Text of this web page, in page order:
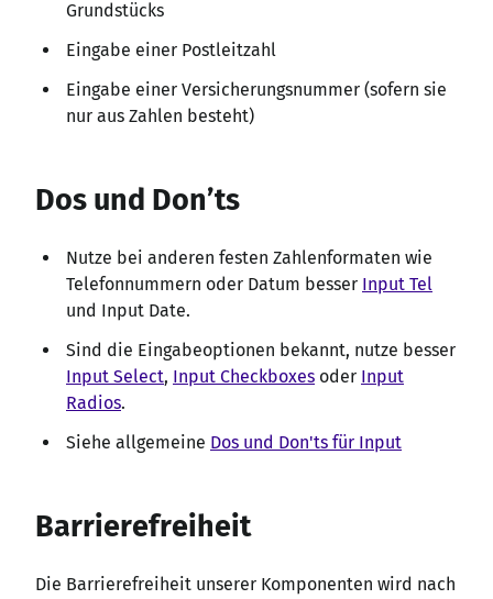
Grundstücks
Eingabe einer Postleitzahl
Eingabe einer Versicherungsnummer (sofern sie
nur aus Zahlen besteht)
Dos und Don’ts
Nutze bei anderen festen Zahlenformaten wie
Telefonnummern oder Datum besser Input Tel
und Input Date.
Sind die Eingabeoptionen bekannt, nutze besser
Input Select, Input Checkboxes oder Input
Radios.
Siehe allgemeine Dos und Don'ts für Input
Barrierefreiheit
Die Barrierefreiheit unserer Komponenten wird nach